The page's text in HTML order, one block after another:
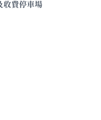
收費停車場